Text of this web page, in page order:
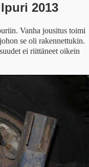
2013
Vanha jousitus toimi
se oli rakennettukin.
ei riittäneet oikein